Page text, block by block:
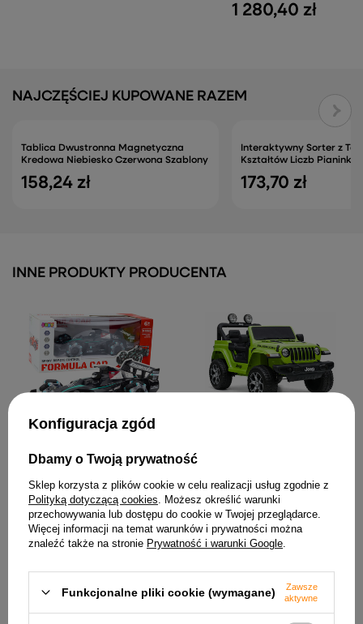
1 280,40 zł
NAJCZĘŚCIEJ KUPOWANE RAZEM
Tablica Dwustronna Magnetyczna
Kredowa Niebiesko Czerwona Szablony
158,24 zł
Interaktywny Sorter z
Kształtów Liczb Pianinko
173,70 zł
INNE PRODUKTY PRODUCENTA
Wyścigówka Auto Sportowe
Dymu 2.4G Czarna
136,20 zł
Konfiguracja zgód
Dbamy o Twoją prywatność
Sklep korzysta z plików cookie w celu realizacji usług zgodnie z
Polityką dotyczącą cookies . Możesz określić warunki
przechowywania lub dostępu do cookie w Twojej przeglądarce.
Więcej informacji na temat warunków i prywatności można
znaleźć także na stronie Prywatność i warunki Google
Funkcjonalne pliki cookie (wymagane)
Zawsze
aktywne